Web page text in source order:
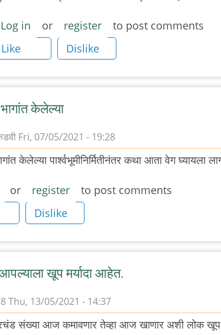
Log in or register
to post comments
Like
Dislike
केलेल्या
Fri, 07/05/2021 - 19:28
केलेल्या पार्श्वभूमीनिर्मितीनंतर कथा आता वेग घ्यायला
or register
to post comments
Dislike
खूप मर्यादा आहेत.
Thu, 13/05/2021 - 14:37
संख्या आज कमावणार तेव्हा आज खाणार अशी लोक